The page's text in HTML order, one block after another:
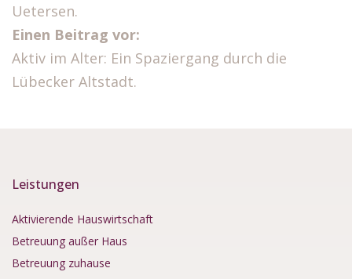
Uetersen.
Einen Beitrag vor:
Aktiv im Alter: Ein Spaziergang durch die
Lübecker Altstadt.
Leistungen
Aktivierende Hauswirtschaft
Betreuung außer Haus
Betreuung zuhause